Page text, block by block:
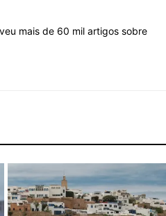
mais de 60 mil artigos sobre